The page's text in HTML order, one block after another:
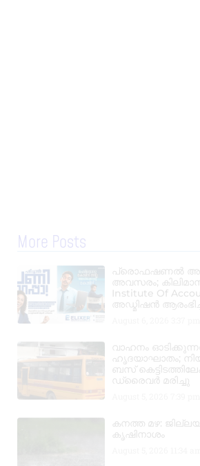
More Posts
പ്രൊഫഷണൽ
അവസരം;
Institute Of
അഡ്മിഷൻ
വാഹനം
ഹൃദയാഘാതം;
ബസ്
ഡ്രൈവർ മരിച്ചു
കനത്ത മഴ:
കൃഷിനാശം